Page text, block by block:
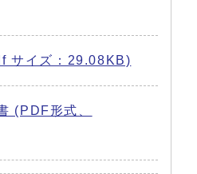
サイズ：29.08KB)
(PDF形式、